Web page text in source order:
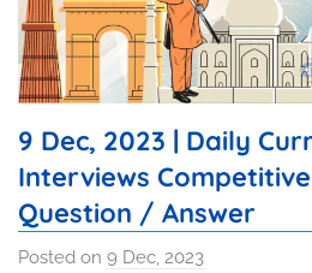
9 Dec, 2023 | Daily
Interviews
Question / Answer
Posted on 9 Dec, 2023